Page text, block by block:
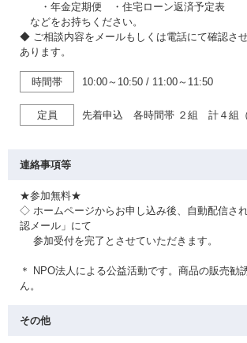
・年金定期便 ・住宅ローン返済予定表
などをお持ちください。
◆ ご相談内容をメールもしくは電話にて確認さ
あります。
時間帯 10:00～10:50 / 11:00～11:50
定員 先着申込 各時間帯 ２組 計４組（
連絡事項等
★参加無料★
◇ ホームページからお申し込み後、自動配信さ
認メール」にて
参加受付を完了とさせていただきます。
＊ NPO法人による公益活動です。商品の販売勧
ん。
その他